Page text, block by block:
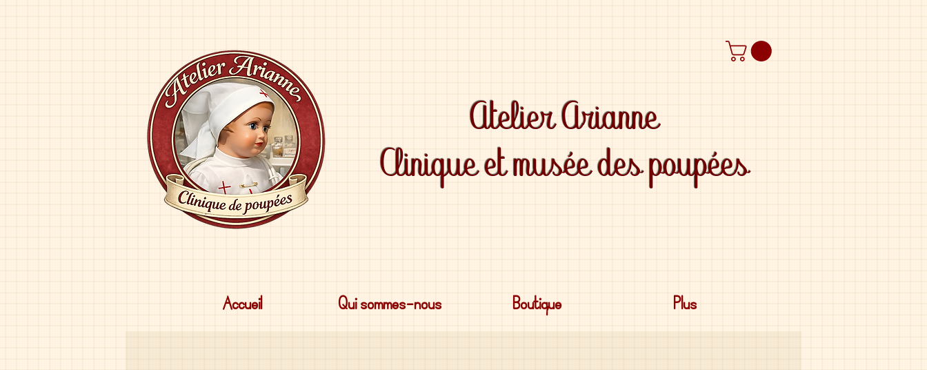
Atelier Arianne
Clinique et musée des poupées
Accueil Qui sommes-nous Boutique Plus